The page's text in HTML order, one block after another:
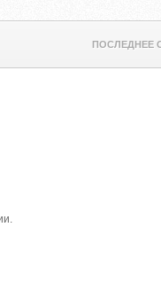
ПОСЛЕДНЕЕ